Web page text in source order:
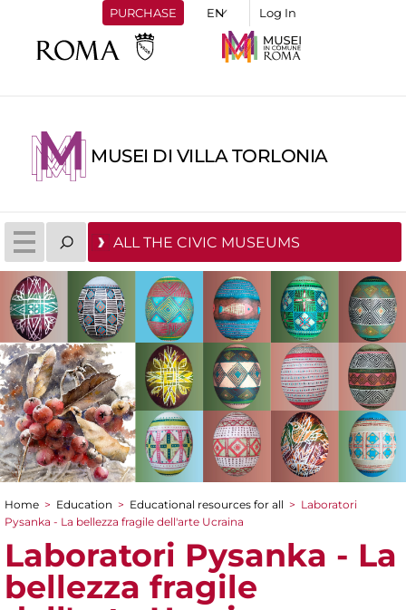
PURCHASE Log In
MUSEI DI VILLA TORLONIA
ALL THE CIVIC MUSEUMS
You are here
Home > Education > Educational resources for all > Laboratori
Pysanka - La bellezza fragile dell'arte Ucraina
Laboratori Pysanka - La
bellezza fragile